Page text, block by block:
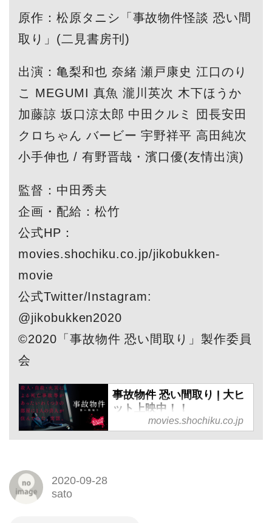
原作：松原タニシ「事故物件怪談 恐い間
取り」(二見書房刊)
出演：亀梨和也 奈緒 瀬戸康史 江口のり
こ MEGUMI 真魚 瀧川英次 木下ほうか
加藤諒 坂口涼太郎 中田クルミ 団長安田
クロちゃん バービー 宇野祥平 高田純次
小手伸也 / 有野晋哉・濱口優(友情出演)
監督：中田秀夫
企画・配給：松竹
公式HP：
movies.shochiku.co.jp/jikobukken-
movie
公式Twitter/Instagram:
@jikobukken2020
©︎2020「事故物件 恐い間取り」製作委員
会
事故物件 恐い間取り | 大ヒ
ット上映中！！
※閲覧注意※ 売れない芸人が
movies.shochiku.co.jp
2020-09-28
sato